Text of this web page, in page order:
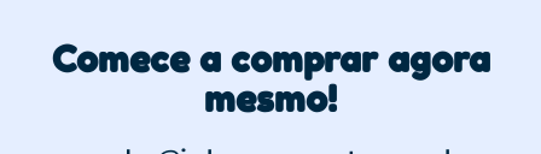
Comece a comprar agora
mesmo!